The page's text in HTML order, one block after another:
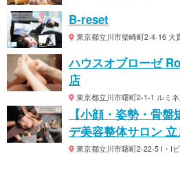
B-reset
東京都立川市柴崎町2-4-16 大
ハウスオブローゼ
店
東京都立川市曙町2-1-1 ルミ
【小顔・姿勢・骨
デ美容整体サロン
東京都立川市曙町2-22-5 I・I